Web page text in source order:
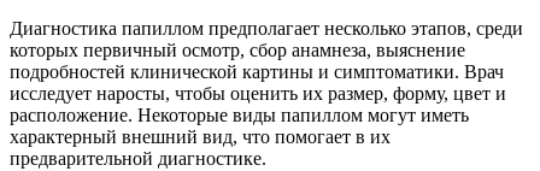
Диагностика папиллом предполагает несколько этапов, среди
которых первичный осмотр, сбор анамнеза, выяснение
подробностей клинической картины и симптоматики. Врач
исследует наросты, чтобы оценить их размер, форму, цвет и
расположение. Некоторые виды папиллом могут иметь
характерный внешний вид, что помогает в их
предварительной диагностике.